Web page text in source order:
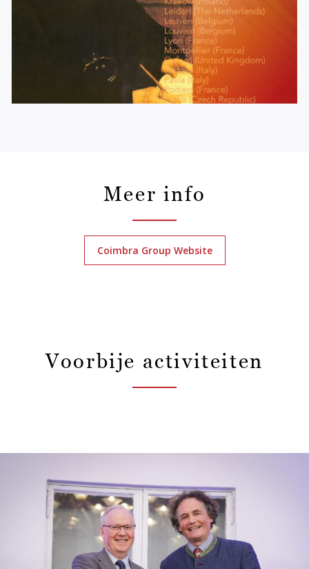
Meer info
Coimbra Group Website
Voorbije activiteiten